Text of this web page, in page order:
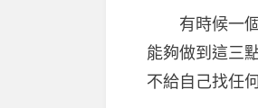
有時候一個
能夠做到這三
不給自己找任